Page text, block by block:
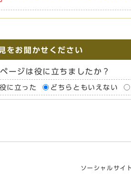
をお聞かせください
ージは役に立ちましたか？
役に立った どちらともいえない
ソーシャルサイ